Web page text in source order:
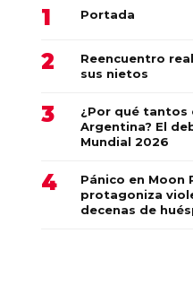
Portada
Reencuentro
sus nietos
¿Por qué tantos
Argentina? El
Mundial 2026
Pánico en Moon
protagoniza
decenas de